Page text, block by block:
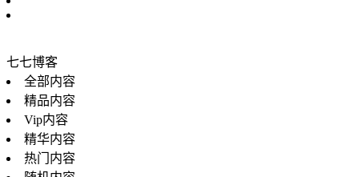
七七博客
全部内容
精品内容
Vip内容
精华内容
热门内容